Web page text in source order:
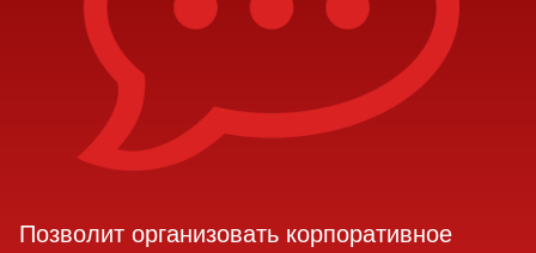
Позволит организовать корпоративное